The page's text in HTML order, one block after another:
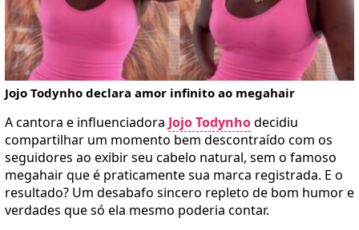
Jojo Todynho declara amor infinito ao megahair
A cantora e influenciadora Jojo Todynhodecidiu
compartilhar um momento bem descontraído com os
seguidores ao exibir seu cabelo natural, sem o famoso
megahair que é praticamente sua marca registrada. E o
resultado? Um desabafo sincero repleto de bom humor e
verdades que só ela mesmo poderia contar.